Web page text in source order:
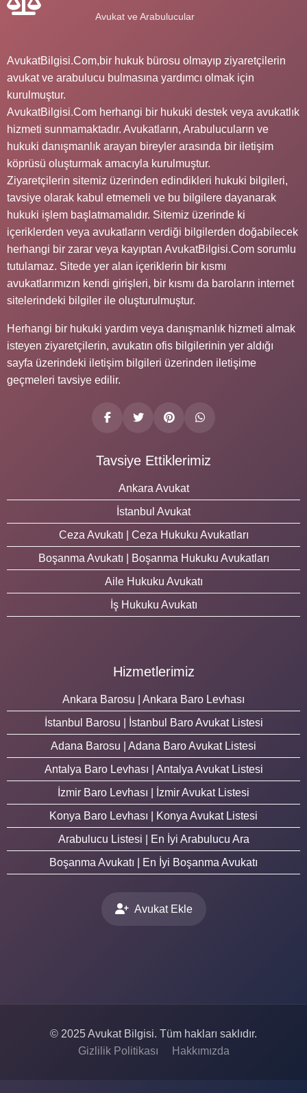
Avukat ve Arabulucular
AvukatBilgisi.Com,bir hukuk bürosu olmayıp ziyaretçilerin
avukat ve arabulucu bulmasına yardımcı olmak için
kurulmuştur.
AvukatBilgisi.Com herhangi bir hukuki destek veya avukatlık
hizmeti sunmamaktadır. Avukatların, Arabulucuların ve
hukuki danışmanlık arayan bireyler arasında bir iletişim
köprüsü oluşturmak amacıyla kurulmuştur.
Ziyaretçilerin sitemiz üzerinden edindikleri hukuki bilgileri,
tavsiye olarak kabul etmemeli ve bu bilgilere dayanarak
hukuki işlem başlatmamalıdır. Sitemiz üzerinde ki
içeriklerden veya avukatların verdiği bilgilerden doğabilecek
herhangi bir zarar veya kayıptan AvukatBilgisi.Com sorumlu
tutulamaz. Sitede yer alan içeriklerin bir kısmı
avukatlarımızın kendi girişleri, bir kısmı da baroların internet
sitelerindeki bilgiler ile oluşturulmuştur.
Herhangi bir hukuki yardım veya danışmanlık hizmeti almak
isteyen ziyaretçilerin, avukatın ofis bilgilerinin yer aldığı
sayfa üzerindeki iletişim bilgileri üzerinden iletişime
geçmeleri tavsiye edilir.
Tavsiye Ettiklerimiz
Ankara Avukat
İstanbul Avukat
Ceza Avukatı | Ceza Hukuku Avukatları
Boşanma Avukatı | Boşanma Hukuku Avukatları
Aile Hukuku Avukatı
İş Hukuku Avukatı
Hizmetlerimiz
Ankara Barosu | Ankara Baro Levhası
İstanbul Barosu | İstanbul Baro Avukat Listesi
Adana Barosu | Adana Baro Avukat Listesi
Antalya Baro Levhası | Antalya Avukat Listesi
İzmir Baro Levhası | İzmir Avukat Listesi
Konya Baro Levhası | Konya Avukat Listesi
Arabulucu Listesi | En İyi Arabulucu Ara
Boşanma Avukatı | En İyi Boşanma Avukatı
Avukat Ekle
© 2025 Avukat Bilgisi. Tüm hakları saklıdır.
Gizlilik Politikası
Hakkımızda